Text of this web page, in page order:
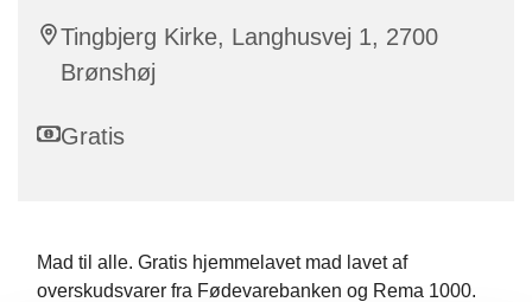
Tingbjerg Kirke, Langhusvej 1, 2700
Brønshøj
Gratis
Mad til alle. Gratis hjemmelavet mad lavet af
overskudsvarer fra Fødevarebanken og Rema 1000.